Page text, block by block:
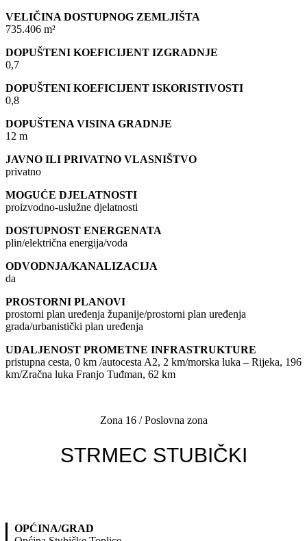
VELIČINA DOSTUPNOG ZEMLJIŠTA
735.406 m²
DOPUŠTENI KOEFICIJENT IZGRADNJE
0,7
DOPUŠTENI KOEFICIJENT ISKORISTIVOSTI
0,8
DOPUŠTENA VISINA GRADNJE
12 m
JAVNO ILI PRIVATNO VLASNIŠTVO
privatno
MOGUĆE DJELATNOSTI
proizvodno-uslužne djelatnosti
DOSTUPNOST ENERGENATA
plin/električna energija/voda
ODVODNJA/KANALIZACIJA
da
PROSTORNI PLANOVI
prostorni plan uređenja županije/prostorni plan uređenja
grada/urbanistički plan uređenja
UDALJENOST PROMETNE INFRASTRUKTURE
pristupna cesta, 0 km /autocesta A2, 2 km/morska luka – Rijeka, 196
km/Zračna luka Franjo Tuđman, 62 km
Zona 16 / Poslovna zona
STRMEC STUBIČKI
OPĆINA/GRAD